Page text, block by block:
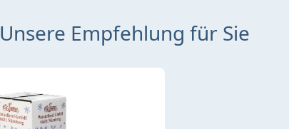
Unsere Empfehlung für Sie